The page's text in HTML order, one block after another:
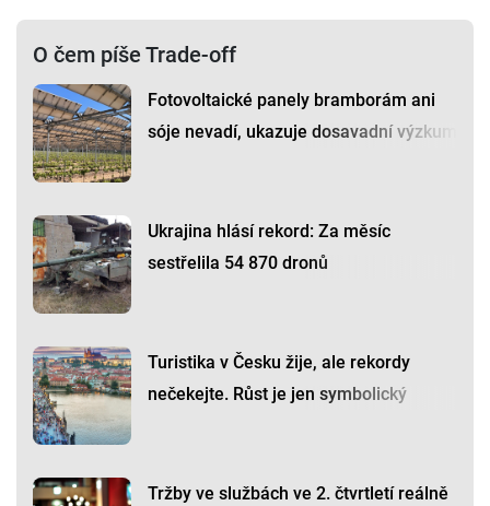
O čem píše Trade-off
Fotovoltaické panely bramborám ani
sóje nevadí, ukazuje dosavadní výzkum
Ukrajina hlásí rekord: Za měsíc
sestřelila 54 870 dronů
Turistika v Česku žije, ale rekordy
nečekejte. Růst je jen symbolický
Tržby ve službách ve 2. čtvrtletí reálně